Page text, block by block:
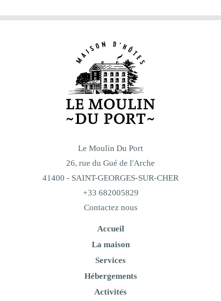
Le Moulin Du Port
26, rue du Gué de l'Arche
41400 - SAINT-GEORGES-SUR-CHER
+33 682005829
Contactez nous
Accueil
La maison
Services
Hébergements
Activités